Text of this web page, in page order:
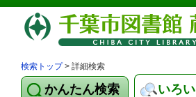
検索トップ> 詳細検索
かんたん検索 いろ